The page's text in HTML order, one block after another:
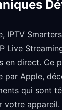
IPTV
Live
en direct. Ce
par Apple,
qui sont
votre appareil.